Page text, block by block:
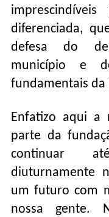
diferenciada,
defesa do
município e
fundamentais da
Enfatizo aqui
parte da
continuar
diuturnamente
um futuro com
nossa gente.